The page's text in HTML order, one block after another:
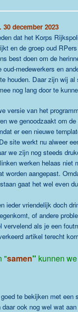
december 2023
dat het Korps
en de groep oud
best doen om de
medewerkers en
houden. Daar zijn wij al
nog lang door te
versie van het
we genoodzaakt om de
er een nieuwe
De site werkt nu alweer
we zijn nog steeds
werken helaas niet
worden aangepast.
gaat het wel even
ieder vriendelijk doch
of andere
vervelend als je een
artikel terecht
"samen" kunnen
te bekijken met een
ook nog wel wat